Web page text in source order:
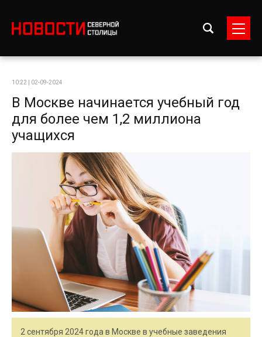
10:22 | 02-09-2024
В Москве начинается учебный год
для более чем 1,2 миллиона
учащихся
2 сентября 2024 года в Москве в учебные заведения